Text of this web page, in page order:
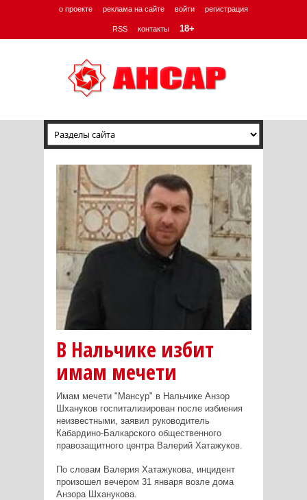
о проекте реклама на сайте войти регистрация
RSS контакты 18+
В Нальчике избит
имам мечети
Имам мечети "Мансур" в Нальчике Анзор
Шхануков госпитализирован после избиения
неизвестными, заявил руководитель
Кабардино-Балкарского общественного
правозащитного центра Валерий Хатажуков.
По словам Валерия Хатажукова, инцидент
произошел вечером 31 января возле дома
Анзора Шханукова.